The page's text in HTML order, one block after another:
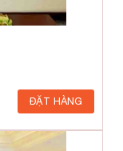
ĐẶT HÀNG